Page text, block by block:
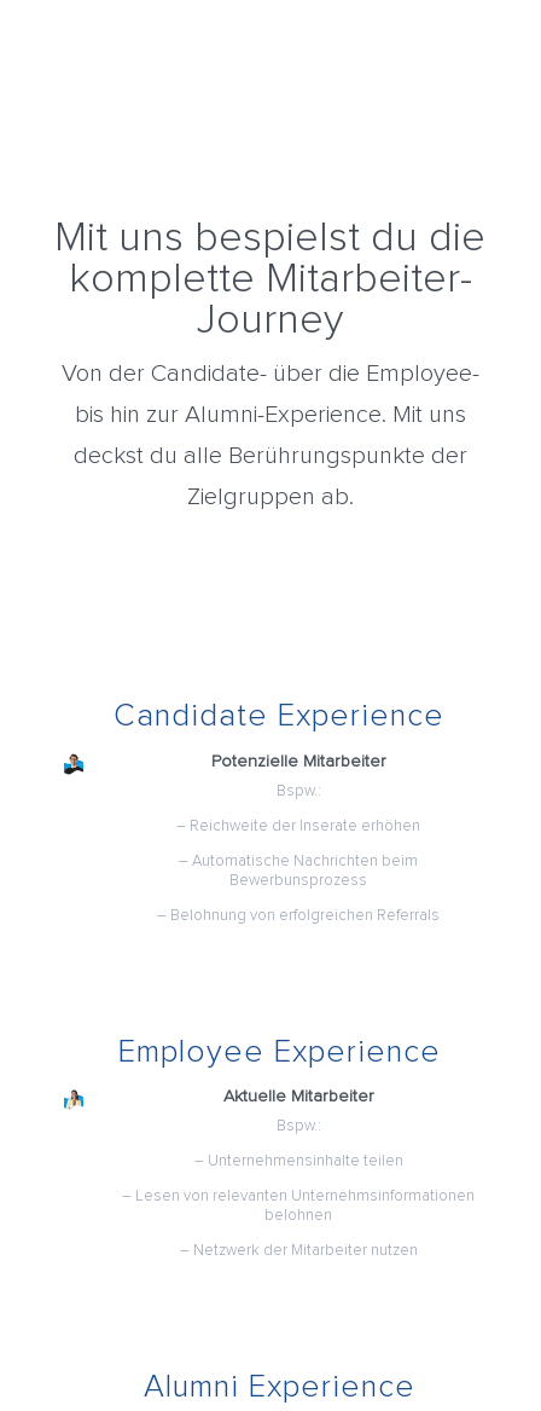
Mit uns bespielst du die
komplette Mitarbeiter-
Journey
Von der Candidate- über die Employee-
bis hin zur Alumni-Experience. Mit uns
deckst du alle Berührungspunkte der
Zielgruppen ab.
Candidate Experience
Potenzielle Mitarbeiter
Bspw.:
– Reichweite der Inserate erhöhen
– Automatische Nachrichten beim
Bewerbunsprozess
– Belohnung von erfolgreichen Referrals
Employee Experience
Aktuelle Mitarbeiter
Bspw.:
– Unternehmensinhalte teilen
– Lesen von relevanten Unternehmsinformationen
belohnen
– Netzwerk der Mitarbeiter nutzen
Alumni Experience